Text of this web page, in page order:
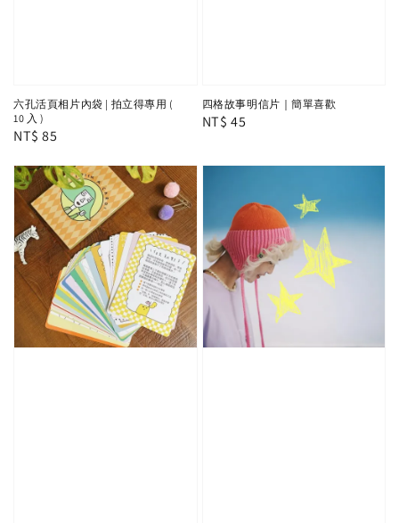
六孔活頁相片內袋 | 拍立得專用 (
10 入 )
Regular
NT$ 85
四格故事明信片｜簡單喜歡
Regular
NT$ 45